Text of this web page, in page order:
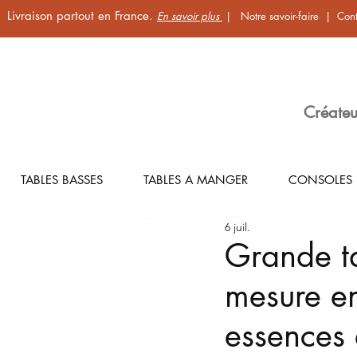
Livraison partout en France. En savoir plus | Notre savoir-faire |
TABLES BASSES TABLES A MANGER CONSOLES
Grande
mesure
6 juil.